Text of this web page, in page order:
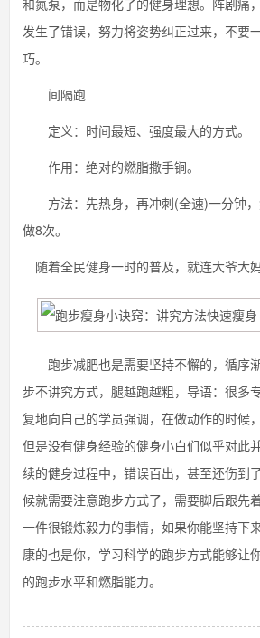
和氮泵，而是物化了的健身理想。阵剧痛
发生了错误，努力将姿势纠正过来，不要
巧。
间隔跑
定义：时间最短、强度最大的方式。
作用：绝对的燃脂撒手锏。
方法：先热身，再冲刺(全速)一分钟，
做8次。
随着全民健身一时的普及，就连大爷大
跑步减肥也是需要坚持不懈的，循序
步不讲究方式，腿越跑越粗，导语：很多
复地向自己的学员强调，在做动作的时候
但是没有健身经验的健身小白们似乎对此
续的健身过程中，错误百出，甚至还伤到
候就需要注意跑步方式了，需要脚后跟先
一件很锻炼毅力的事情，如果你能坚持下
康的也是你，学习科学的跑步方式能够让
的跑步水平和燃脂能力。